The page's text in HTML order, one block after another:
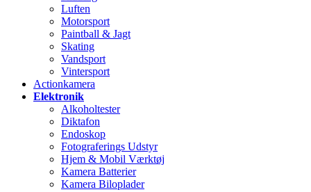
Luften
Motorsport
Paintball & Jagt
Skating
Vandsport
Vintersport
Actionkamera
Elektronik
Alkoholtester
Diktafon
Endoskop
Fotograferings Udstyr
Hjem & Mobil Værktøj
Kamera Batterier
Kamera Biloplader